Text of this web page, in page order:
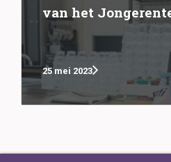
van het
25 mei 2023